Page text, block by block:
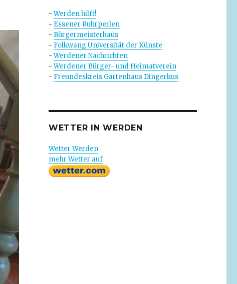
-Werden hilft!
- Essener Ruhrperlen
- Bürgermeisterhaus
- Folkwang Universität der Künste
-Werdener Nachrichten
-Werdener Bürger- und Heimatverein
- Freundeskreis Gartenhaus Dingerkus
WETTER IN WERDEN
Wetter Werden
mehr Wetter auf